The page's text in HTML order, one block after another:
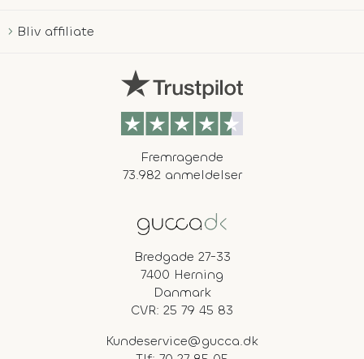
Bliv affiliate
Fremragende
73.982 anmeldelser
Bredgade 27-33
7400 Herning
Danmark
CVR: 25 79 45 83
Kundeservice@gucca.dk